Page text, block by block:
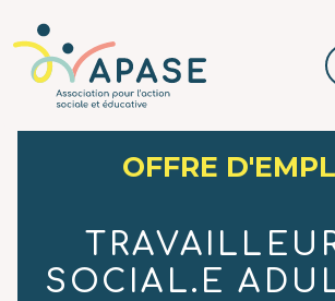
L'APASE
OFFRE
SOCIAL.E